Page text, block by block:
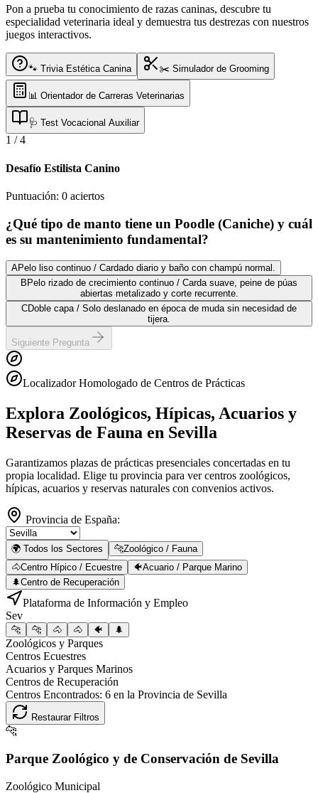
Pon a prueba tu conocimiento de razas caninas, descubre tu
especialidad veterinaria ideal y demuestra tus destrezas con nuestros
juegos interactivos.
🐾 Trivia Estética Canina ✂️ Simulador de Grooming
📊 Orientador de Carreras Veterinarias
🩺 Test Vocacional Auxiliar
1 /4
Desafío Estilista Canino
Puntuación: 0 aciertos
¿Qué tipo de manto tiene un Poodle (Caniche) y cuál
es su mantenimiento fundamental?
APelo liso continuo / Cardado diario y baño con champú normal.
B Pelo rizado de crecimiento continuo / Carda suave, peine de púas
abiertas metalizado y corte recurrente.
CDoble capa / Solo deslanado en época de muda sin necesidad de
tijera.
Siguiente Pregunta
Localizador Homologado de Centros de Prácticas
Explora Zoológicos, Hípicas, Acuarios y
Reservas de Fauna en Sevilla
Garantizamos plazas de prácticas presenciales concertadas en tu
propia localidad. Elige tu provincia para ver centros zoológicos,
hípicas, acuarios y reservas naturales con convenios activos.
Provincia de España:
🌍 Todos los Sectores 🐆Zoológico / Fauna
🐴Centro Hípico / Ecuestre 🐠Acuario / Parque Marino
🌲Centro de Recuperación
Plataforma de Información y Empleo
Sev
🐆 🐆 🐴 🐴 🐠 🌲
Zoológicos y Parques
Centros Ecuestres
Acuarios y Parques Marinos
Centros de Recuperación
Centros Encontrados: 6 en la Provincia de Sevilla
Restaurar Filtros
🐆
Parque Zoológico y de Conservación de Sevilla
Zoológico Municipal